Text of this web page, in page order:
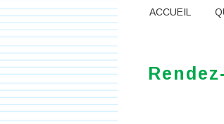
ACCUEIL